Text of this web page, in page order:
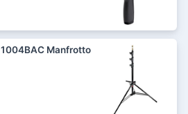
1004BAC Manfrotto